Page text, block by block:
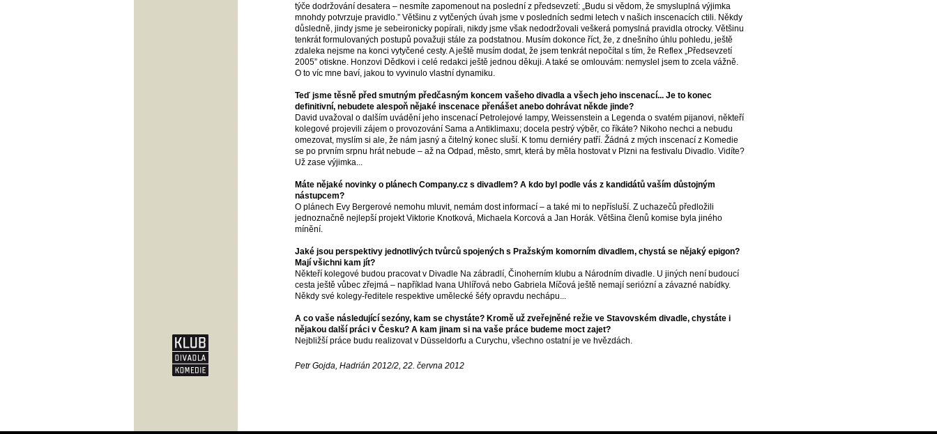
týče dodržování desatera – nesmíte zapomenout na poslední z předsevzetí: „Budu si vědom, že smysluplná výjimka
mnohdy potvrzuje pravidlo.” Většinu z vytčených úvah jsme v posledních sedmi letech v našich inscenacích ctili. Někdy
důsledně, jindy jsme je sebeironicky popírali, nikdy jsme však nedodržovali veškerá pomyslná pravidla otrocky. Většinu
tenkrát formulovaných postupů považuji stále za podstatnou. Musím dokonce říct, že, z dnešního úhlu pohledu, ještě
zdaleka nejsme na konci vytyčené cesty. A ještě musím dodat, že jsem tenkrát nepočítal s tím, že Reflex „Předsevzetí
2005” otiskne. Honzovi Dědkovi i celé redakci ještě jednou děkuji. A také se omlouvám: nemyslel jsem to zcela vážně.
O to víc mne baví, jakou to vyvinulo vlastní dynamiku.
Teď jsme těsně před smutným předčasným koncem vašeho divadla a všech jeho inscenací... Je to konec
definitivní, nebudete alespoň nějaké inscenace přenášet anebo dohrávat někde jinde?
David uvažoval o dalším uvádění jeho inscenací Petrolejové lampy, Weissenstein a Legenda o svatém pijanovi, někteří
kolegové projevili zájem o provozování Sama a Antiklimaxu; docela pestrý výběr, co říkáte? Nikoho nechci a nebudu
omezovat, myslím si ale, že nám jasný a čitelný konec sluší. K tomu derniéry patří. Žádná z mých inscenací z Komedie
se po prvním srpnu hrát nebude – až na Odpad, město, smrt, která by měla hostovat v Plzni na festivalu Divadlo. Vidíte?
Už zase výjimka...
Máte nějaké novinky o plánech Company.cz s divadlem? A kdo byl podle vás z kandidátů vaším důstojným
nástupcem?
O plánech Evy Bergerové nemohu mluvit, nemám dost informací – a také mi to nepřísluší. Z uchazečů předložili
jednoznačně nejlepší projekt Viktorie Knotková, Michaela Korcová a Jan Horák. Většina členů komise byla jiného
mínění.
Jaké jsou perspektivy jednotlivých tvůrců spojených s Pražským komorním divadlem, chystá se nějaký epigon?
Mají všichni kam jít?
Někteří kolegové budou pracovat v Divadle Na zábradlí, Činoherním klubu a Národním divadle. U jiných není budoucí
cesta ještě vůbec zřejmá – například Ivana Uhlířová nebo Gabriela Míčová ještě nemají seriózní a závazné nabídky.
Někdy své kolegy-ředitele respektive umělecké šéfy opravdu nechápu...
A co vaše následující sezóny, kam se chystáte? Kromě už zveřejněné režie ve Stavovském divadle, chystáte i
nějakou další práci v Česku? A kam jinam si na vaše práce budeme moct zajet?
Nejbližší práce budu realizovat v Düsseldorfu a Curychu, všechno ostatní je ve hvězdách.
Petr Gojda, Hadrián 2012/2, 22. června 2012